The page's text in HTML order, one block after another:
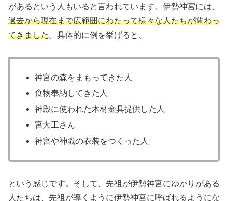
があるという人もいると言われています。伊勢神宮には、
過去から現在まで広範囲にわたって様々な人たちが関わっ
てきました。具体的に例を挙げると、
神宮の森をまもってきた人
食物奉納してきた人
神殿に使われた木材金具提供した人
宮大工さん
神宮や神職の衣装をつくった人
という感じです。そして、先祖が伊勢神宮にゆかりがある
人たちは、先祖が導くように伊勢神宮に呼ばれるようにな